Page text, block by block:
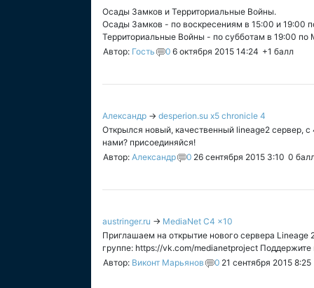
Осады Замков и Территориальные Войны.
Осады Замков - по воскресениям в 15:00 и 19:00
Территориальные Войны - по субботам в 19:00 по
Автор: Гость 0 6 октября 2015 14:24 +1 балл
Александр → desperion.su x5 chronicle 4
Открылся новый, качественный lineage2 сервер,
нами? присоединяйся!
Автор: Александр 0 26 сентября 2015 3:10 0
austringer.ru → MediaNet C4 x10
Приглашаем на открытие нового сервера
группе: https://vk.com/medianetproject Поддержите
Автор: Виконт Марьянов 0 21 сентября 2015 8:25